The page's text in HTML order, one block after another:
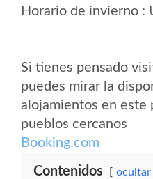
Horario de invierno :
Si tienes pensado
puedes mirar la
alojamientos en este
pueblos cercanos
Booking.com
Contenidos ocultar